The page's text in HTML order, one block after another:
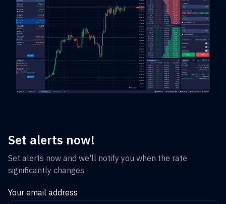
Set alerts now!
Set alerts now and we'll notify you when the rate
significantly changes
Your email address